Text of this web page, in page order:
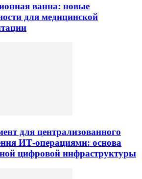
ванна: новые
для медицинской
для централизованного
ИТ-операциями: основа
цифровой инфраструктуры